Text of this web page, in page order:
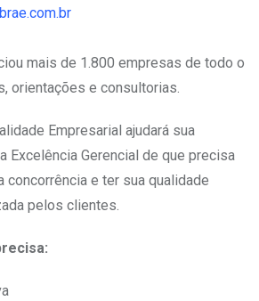
mais de 1.800 empresas de todo o
orientações e consultorias.
Empresarial ajudará sua
Excelência Gerencial de que precisa
concorrência e ter sua qualidade
pelos clientes.